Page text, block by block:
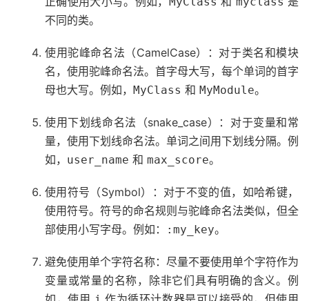
不同的类。
使用驼峰命名法（CamelCase）：对于类名和模块
名，使用驼峰命名法。首字母大写，每个单词的首字
母也大写。例如，
MyClass 和 MyModule。
使用下划线命名法（snake_case）：对于变量和常
量，使用下划线命名法。单词之间用下划线分隔。例
如， user_name 和 max_score。
使用符号（Symbol）：对于不变的值，如哈希键，
使用符号。符号的命名规则与驼峰命名法类似，但全
部使用小写字母。例如：
:my_key。
避免使用单个字符名称：尽量不要使用单个字符作为
变量或常量的名称，除非它们具有明确的含义。例